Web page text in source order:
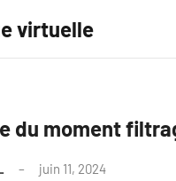
virtuelle
du moment
juin 11, 2024